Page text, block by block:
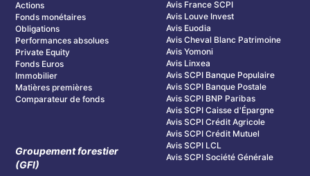
Actions
Fonds monétaires
Obligations
Performances absolues
Private Equity
Fonds Euros
Immobilier
Matières premières
Comparateur de fonds
Groupement forestier
(GFI)
Avis France SCPI
Avis Louve Invest
Avis Euodia
Avis Cheval Blanc Patrimoine
Avis Yomoni
Avis Linxea
Avis SCPI Banque Populaire
Avis SCPI Banque Postale
Avis SCPI BNP Paribas
Avis SCPI Caisse d'Épargne
Avis SCPI Crédit Agricole
Avis SCPI Crédit Mutuel
Avis SCPI LCL
Avis SCPI Société Générale